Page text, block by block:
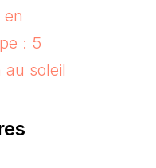
: 5
au soleil